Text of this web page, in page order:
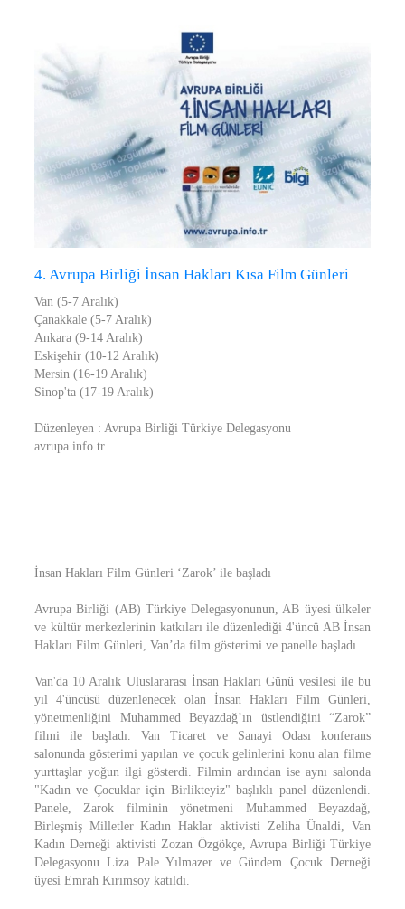
4. Avrupa Birliği İnsan Hakları Kısa Film Günleri
Van (5-7 Aralık)
Çanakkale (5-7 Aralık)
Ankara (9-14 Aralık)
Eskişehir (10-12 Aralık)
Mersin (16-19 Aralık)
Sinop'ta (17-19 Aralık)
Düzenleyen : Avrupa Birliği Türkiye Delegasyonu
avrupa.info.tr
İnsan Hakları Film Günleri ‘Zarok’ ile başladı
Avrupa Birliği (AB) Türkiye Delegasyonunun, AB üyesi ülkeler
ve kültür merkezlerinin katkıları ile düzenlediği 4'üncü AB İnsan
Hakları Film Günleri, Van’da film gösterimi ve panelle başladı.
Van'da 10 Aralık Uluslararası İnsan Hakları Günü vesilesi ile bu
yıl 4'üncüsü düzenlenecek olan İnsan Hakları Film Günleri,
yönetmenliğini Muhammed Beyazdağ’ın üstlendiğini “Zarok”
filmi ile başladı. Van Ticaret ve Sanayi Odası konferans
salonunda gösterimi yapılan ve çocuk gelinlerini konu alan filme
yurttaşlar yoğun ilgi gösterdi. Filmin ardından ise aynı salonda
"Kadın ve Çocuklar için Birlikteyiz" başlıklı panel düzenlendi.
Panele, Zarok filminin yönetmeni Muhammed Beyazdağ,
Birleşmiş Milletler Kadın Haklar aktivisti Zeliha Ünaldi, Van
Kadın Derneği aktivisti Zozan Özgökçe, Avrupa Birliği Türkiye
Delegasyonu Liza Pale Yılmazer ve Gündem Çocuk Derneği
üyesi Emrah Kırımsoy katıldı.